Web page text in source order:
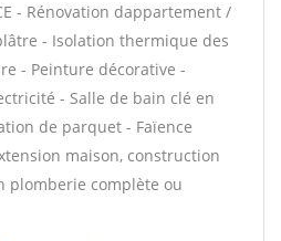
- Rénovation dappartement /
- Isolation thermique des
- Peinture décorative -
- Salle de bain clé en
de parquet - Faïence
maison, construction
plomberie complète ou